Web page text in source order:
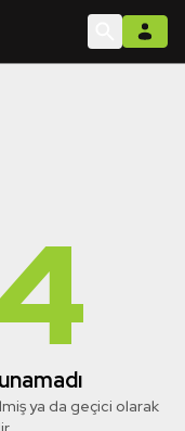
ya da geçici olarak